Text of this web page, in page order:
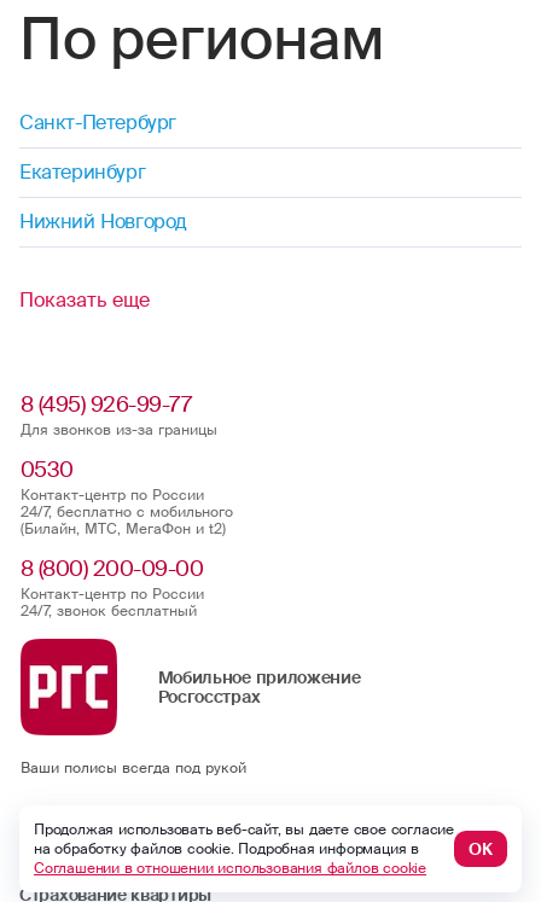
По регионам
Санкт-Петербург
Екатеринбург
Нижний Новгород
Показать еще
8 (495) 926-99-77
Для звонков из-за границы
0530
Контакт-центр по России
24/7, бесплатно с мобильного
(Билайн, МТС, МегаФон и t2)
8 (800) 200-09-00
Контакт-центр по России
24/7, звонок бесплатный
Мобильное приложение
Росгосстрах
Ваши полисы всегда под рукой
Каско
Страхование квартиры
Продолжая использовать веб-сайт, вы даете свое согласие
на обработку файлов cookie. Подробная информация в
Соглашении в отношении использования файлов cookie
ОК